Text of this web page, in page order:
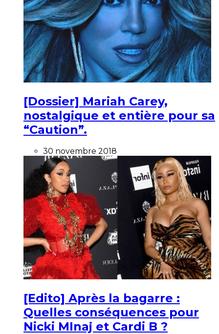
[Dossier] Mariah Carey,
nostalgique et entière pour sa
“Caution”.
30 novembre 2018
[Edito] Après la bagarre :
Quelles conséquences pour
Nicki MInaj et Cardi B ?